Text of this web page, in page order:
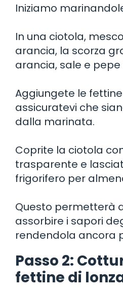
Iniziamo
In una ciotola,
arancia, la scorza
arancia, sale e
Aggiungete le
assicuratevi che
dalla marinata.
Coprite la ciotola
trasparente e
frigorifero per
Questo permetterà
assorbire i sapori
rendendola ancora
Passo 2:
fettine di